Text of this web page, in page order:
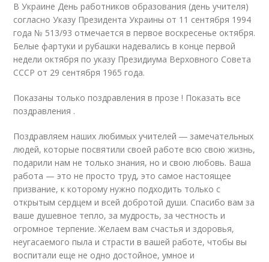
В Украине День работников образования (день учителя)
согласно Указу Президента Украины от 11 сентября 1994
года № 513/93 отмечается в первое воскресенье октября.
Белые фартуки и рубашки надевались в конце первой
недели октября по указу Президиума Верховного Совета
СССР от 29 сентября 1965 года.
Показаны только поздравления в прозе ! Показать все
поздравления .
Поздравляем наших любимых учителей ― замечательных
людей, которые посвятили своей работе всю свою жизнь,
подарили нам не только знания, но и свою любовь. Ваша
работа — это не просто труд, это самое настоящее
призвание, к которому нужно подходить только с
открытым сердцем и всей добротой души. Спасибо вам за
ваше душевное тепло, за мудрость, за честность и
огромное терпение. Желаем вам счастья и здоровья,
неугасаемого пыла и страсти в вашей работе, чтобы вы
воспитали еще не одно достойное, умное и